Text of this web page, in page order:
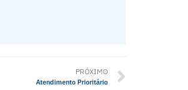
PRÓXIMO
Atendimento Prioritário